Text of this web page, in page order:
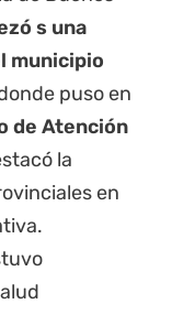
s una
municipio
puso en
de Atención
la
en